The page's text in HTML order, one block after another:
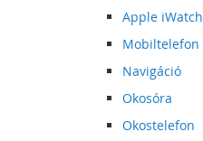
Apple iWatch
Mobiltelefon
Navigáció
Okosóra
Okostelefon